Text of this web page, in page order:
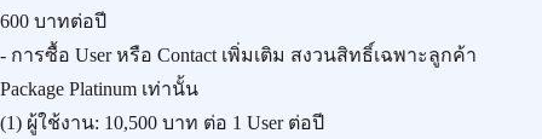
600 บาทต่อปี
- การซื้อ User หรือ Contact เพิ่มเติม สงวนสิทธิ์เฉพาะลูกค้า
Package Platinum เท่านั้น
(1) ผู้ใช้งาน: 10,500 บาท ต่อ 1 User ต่อปี